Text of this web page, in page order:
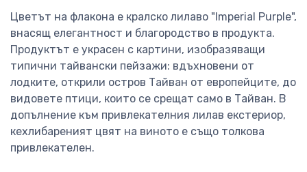
Цветът на флакона е кралско лилаво "Imperial Purple",
внасящ елегантност и благородство в продукта.
Продуктът е украсен с картини, изобразяващи
типични тайвански пейзажи: вдъхновени от
лодките, открили остров Тайван от европейците, до
видовете птици, които се срещат само в Тайван. В
допълнение към привлекателния лилав екстериор,
кехлибареният цвят на виното е също толкова
привлекателен.